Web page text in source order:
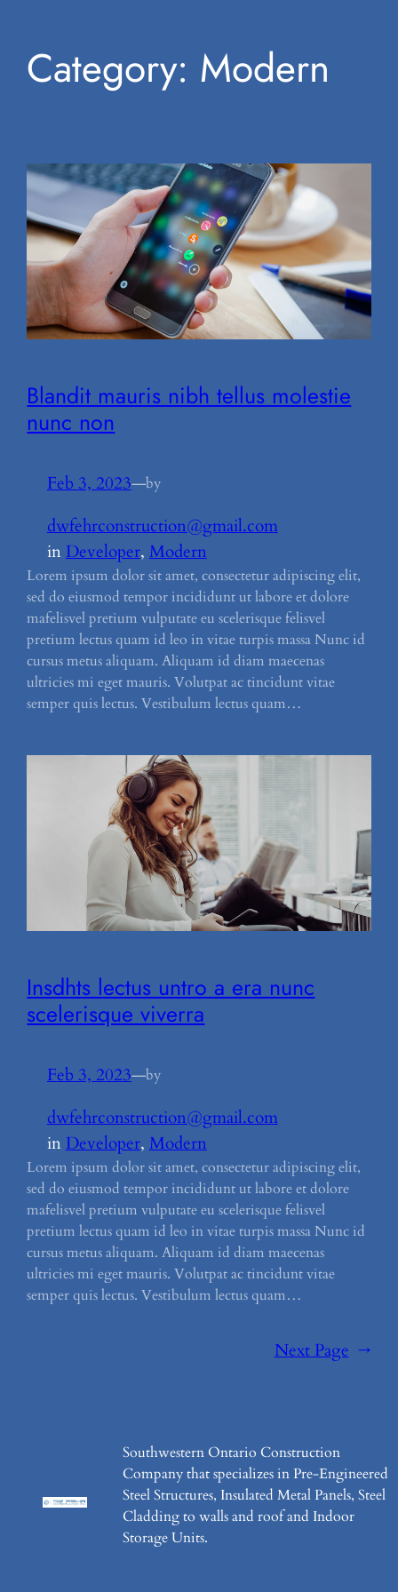
Category: Modern
Blandit mauris nibh tellus molestie
nunc non
Feb 3, 2023—by
dwfehrconstruction@gmail.com
in Developer, Modern
Lorem ipsum dolor sit amet, consectetur adipiscing elit,
sed do eiusmod tempor incididunt ut labore et dolore
mafelisvel pretium vulputate eu scelerisque felisvel
pretium lectus quam id leo in vitae turpis massa Nunc id
cursus metus aliquam. Aliquam id diam maecenas
ultricies mi eget mauris. Volutpat ac tincidunt vitae
semper quis lectus. Vestibulum lectus quam…
Insdhts lectus untro a era nunc
scelerisque viverra
Feb 3, 2023—by
dwfehrconstruction@gmail.com
in Developer, Modern
Lorem ipsum dolor sit amet, consectetur adipiscing elit,
sed do eiusmod tempor incididunt ut labore et dolore
mafelisvel pretium vulputate eu scelerisque felisvel
pretium lectus quam id leo in vitae turpis massa Nunc id
cursus metus aliquam. Aliquam id diam maecenas
ultricies mi eget mauris. Volutpat ac tincidunt vitae
semper quis lectus. Vestibulum lectus quam…
Next Page →
Southwestern Ontario Construction
Company that specializes in Pre-Engineered
Steel Structures, Insulated Metal Panels, Steel
Cladding to walls and roof and Indoor
Storage Units.